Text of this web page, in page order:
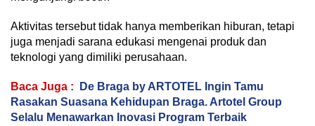
Aktivitas tersebut tidak hanya memberikan hiburan, tetapi
juga menjadi sarana edukasi mengenai produk dan
teknologi yang dimiliki perusahaan.
Baca Juga :
De Braga by ARTOTEL Ingin Tamu
Rasakan Suasana Kehidupan Braga. Artotel Group
Selalu Menawarkan Inovasi Program Terbaik